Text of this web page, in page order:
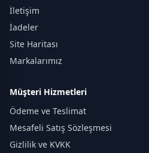
İletişim
İadeler
Site Haritası
Markalarımız
Müşteri Hizmetleri
Ödeme ve Teslimat
Mesafeli Satış Sözleşmesi
Gizlilik ve KVKK